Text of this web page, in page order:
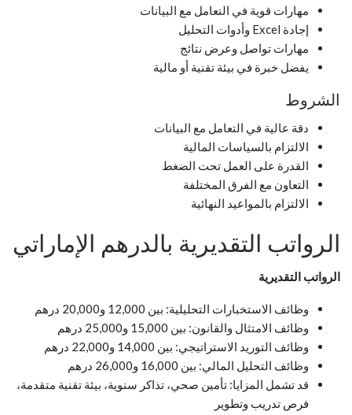
مهارات قوية في التعامل مع البيانات
إجادة Excel وأدوات التحليل
مهارات تواصل وعرض نتائج
يفضل خبرة في بيئة تقنية أو مالية
الشروط
دقة عالية في التعامل مع البيانات
الالتزام بالسياسات المالية
القدرة على العمل تحت الضغط
التعاون مع الفرق المختلفة
الالتزام بالمواعيد النهائية
الرواتب التقديرية بالدرهم الإماراتي
الرواتب التقديرية
وظائف الاستخبارات التحليلية: بين 12,000 و20,000 درهم
وظائف الامتثال والقانون: بين 15,000 و25,000 درهم
وظائف التوريد الاستراتيجي: بين 14,000 و22,000 درهم
وظائف التحليل المالي: بين 16,000 و26,000 درهم
قد تشمل المزايا: تأمين صحي، تذاكر سنوية، بيئة تقنية متقدمة،
فرص تدريب وتطوير